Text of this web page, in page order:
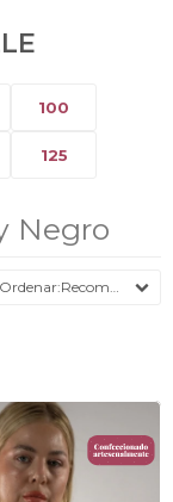
100
125
Negro
Recomendados